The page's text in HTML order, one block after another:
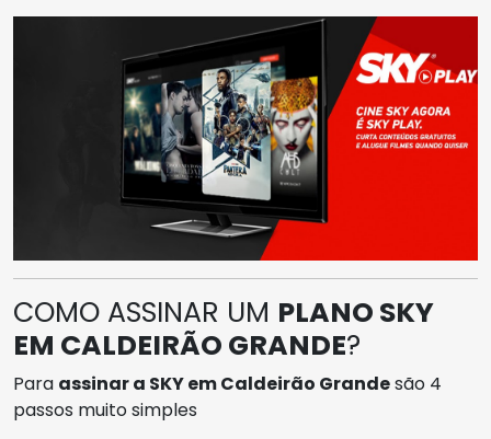
COMO ASSINAR UM PLANO SKY
EM CALDEIRÃO GRANDE?
Para assinar a SKY em Caldeirão Grandesão 4
passos muito simples